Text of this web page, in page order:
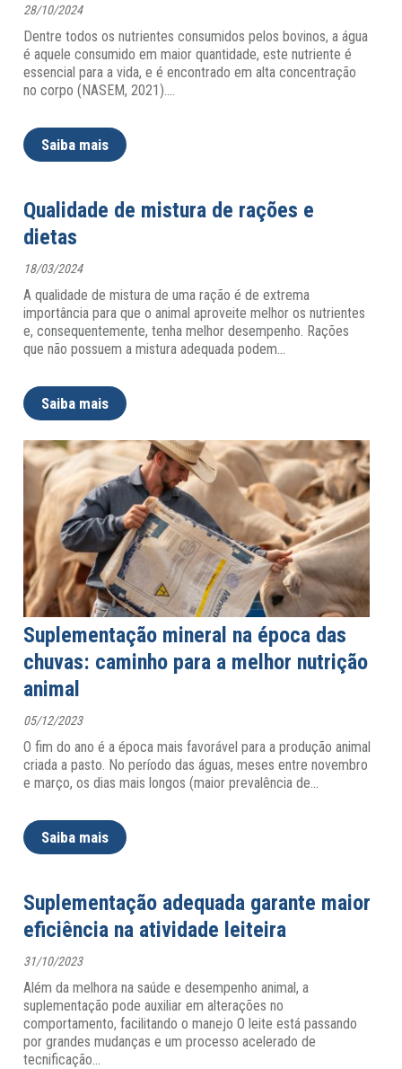
28/10/2024
Dentre todos os nutrientes consumidos pelos bovinos, a água
é aquele consumido em maior quantidade, este nutriente é
essencial para a vida, e é encontrado em alta concentração
no corpo (NASEM, 2021).
Saiba mais
Qualidade de mistura de rações e
dietas
18/03/2024
A qualidade de mistura de uma ração é de extrema
importância para que o animal aproveite melhor os nutrientes
e, consequentemente, tenha melhor desempenho. Rações
que não possuem a mistura adequada podem
Saiba mais
Suplementação mineral na época das
chuvas: caminho para a melhor nutrição
animal
05/12/2023
O fim do ano é a época mais favorável para a produção animal
criada a pasto. No período das águas, meses entre novembro
e março, os dias mais longos (maior prevalência de…
Saiba mais
Suplementação adequada garante maior
eficiência na atividade leiteira
31/10/2023
Além da melhora na saúde e desempenho animal, a
suplementação pode auxiliar em alterações no
comportamento, facilitando o manejo O leite está passando
por grandes mudanças e um processo acelerado de
tecnificação…